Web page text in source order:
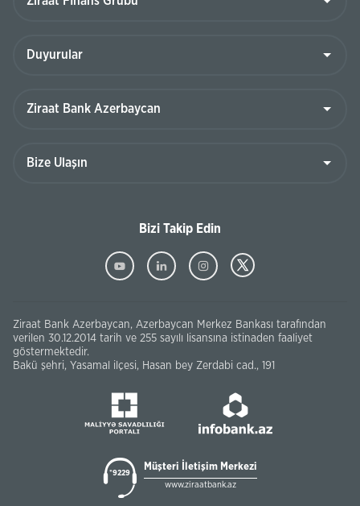
Bizi Takip Edin
Ziraat Bank Azerbaycan, Azerbaycan Merkez Bankası tarafından
verilen 30.12.2014 tarih ve 255 sayılı lisansına istinaden faaliyet
göstermektedir.
Bakü şehri, Yasamal ilçesi, Hasan bey Zerdabi cad., 191
*9229
Müşteri İletişim Merkezi
www.ziraatbank.az